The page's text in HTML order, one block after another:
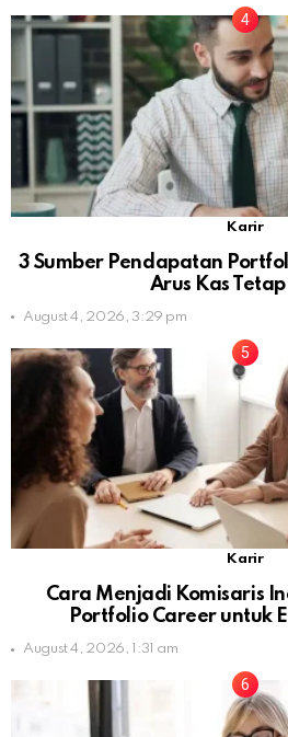
Karir
3 Sumber Pendapatan
Arus Kas Tetap
August 4, 2026, 3:29 pm
Karir
Cara Menjadi Komisaris
Portfolio Career untuk
August 4, 2026, 1:31 am